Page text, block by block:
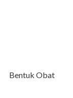
Bentuk Obat